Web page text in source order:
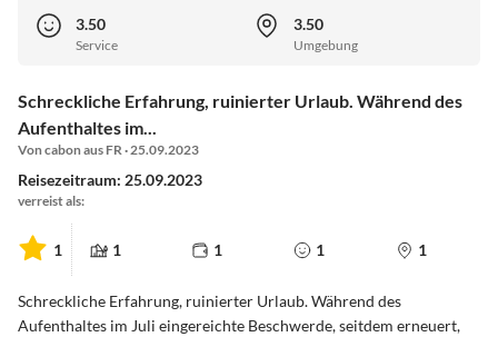
3.50
Service
3.50
Umgebung
Schreckliche Erfahrung, ruinierter Urlaub. Während des
Aufenthaltes im...
Von cabon aus FR · 25.09.2023
Reisezeitraum: 25.09.2023
verreist als:
1 1 1 1 1
Schreckliche Erfahrung, ruinierter Urlaub. Während des
Aufenthaltes im Juli eingereichte Beschwerde, seitdem erneuert,